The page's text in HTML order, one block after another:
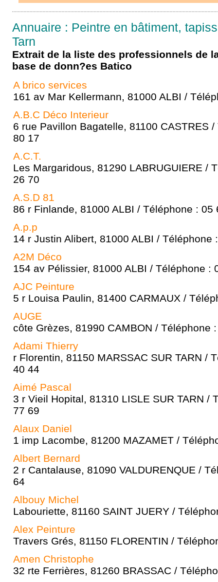
Annuaire : Peintre en bâtiment,
Tarn
Extrait de la liste des professionnels de
base de donn?es Batico
A brico services
161 av Mar Kellermann, 81000 ALBI /
A.B.C Déco Interieur
6 rue Pavillon Bagatelle, 81100 CASTRES
80 17
A.C.T.
Les Margaridous, 81290 LABRUGUIERE /
26 70
A.S.D 81
86 r Finlande, 81000 ALBI / Téléphone : 05
A.p.p
14 r Justin Alibert, 81000 ALBI / Téléphone
A2M Déco
154 av Pélissier, 81000 ALBI / Téléphone :
AJC Peinture
5 r Louisa Paulin, 81400 CARMAUX /
AUGE
côte Grèzes, 81990 CAMBON / Téléphone
Adami Thierry
r Florentin, 81150 MARSSAC SUR TARN /
40 44
Aimé Pascal
3 r Vieil Hopital, 81310 LISLE SUR TARN /
77 69
Alaux Daniel
1 imp Lacombe, 81200 MAZAMET /
Albert Bernard
2 r Cantalause, 81090 VALDURENQUE /
64
Albouy Michel
Labouriette, 81160 SAINT JUERY /
Alex Peinture
Travers Grés, 81150 FLORENTIN /
Amen Christophe
32 rte Ferrières, 81260 BRASSAC /